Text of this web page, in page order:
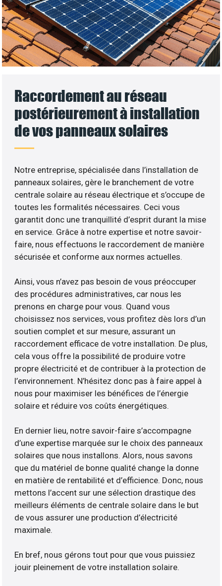
Raccordement au réseau
postérieurement à installation
de vos panneaux solaires
Notre entreprise, spécialisée dans l’installation de
panneaux solaires, gère le branchement de votre
centrale solaire au réseau électrique et s’occupe de
toutes les formalités nécessaires. Ceci vous
garantit donc une tranquillité d’esprit durant la mise
en service. Grâce à notre expertise et notre savoir-
faire, nous effectuons le raccordement de manière
sécurisée et conforme aux normes actuelles.
Ainsi, vous n’avez pas besoin de vous préoccuper
des procédures administratives, car nous les
prenons en charge pour vous. Quand vous
choisissez nos services, vous profitez dès lors d’un
soutien complet et sur mesure, assurant un
raccordement efficace de votre installation. De plus,
cela vous offre la possibilité de produire votre
propre électricité et de contribuer à la protection de
l’environnement. N’hésitez donc pas à faire appel à
nous pour maximiser les bénéfices de l’énergie
solaire et réduire vos coûts énergétiques.
En dernier lieu, notre savoir-faire s’accompagne
d’une expertise marquée sur le choix des panneaux
solaires que nous installons. Alors, nous savons
que du matériel de bonne qualité change la donne
en matière de rentabilité et d’efficience. Donc, nous
mettons l’accent sur une sélection drastique des
meilleurs éléments de centrale solaire dans le but
de vous assurer une production d’électricité
maximale.
En bref, nous gérons tout pour que vous puissiez
jouir pleinement de votre installation solaire.